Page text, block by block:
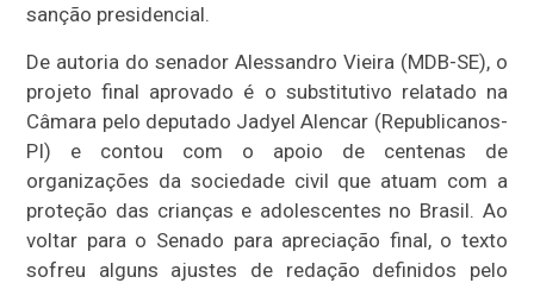
sanção presidencial.
De autoria do senador Alessandro Vieira (MDB-SE), o
projeto final aprovado é o substitutivo relatado na
Câmara pelo deputado Jadyel Alencar (Republicanos-
PI) e contou com o apoio de centenas de
organizações da sociedade civil que atuam com a
proteção das crianças e adolescentes no Brasil. Ao
voltar para o Senado para apreciação final, o texto
sofreu alguns ajustes de redação definidos pelo